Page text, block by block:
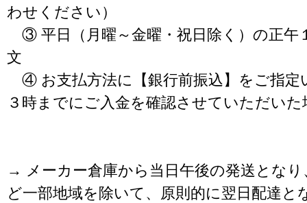
わせください）
③ 平日（月曜～金曜・祝日除く）の正午
文
④ お支払方法に【銀行前振込】をご指定
３時までにご入金を確認させていただいた
→ メーカー倉庫から当日午後の発送となり
ど一部地域を除いて、原則的に翌日配達と